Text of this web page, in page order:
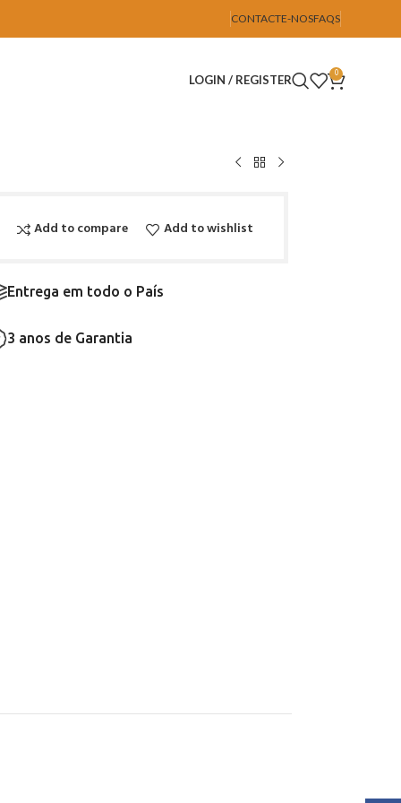
CONTACTE-NOSFAQS
LOGIN / REGISTER 0
Add to compare Add to wishlist
Entrega em todo o País
3 anos de Garantia